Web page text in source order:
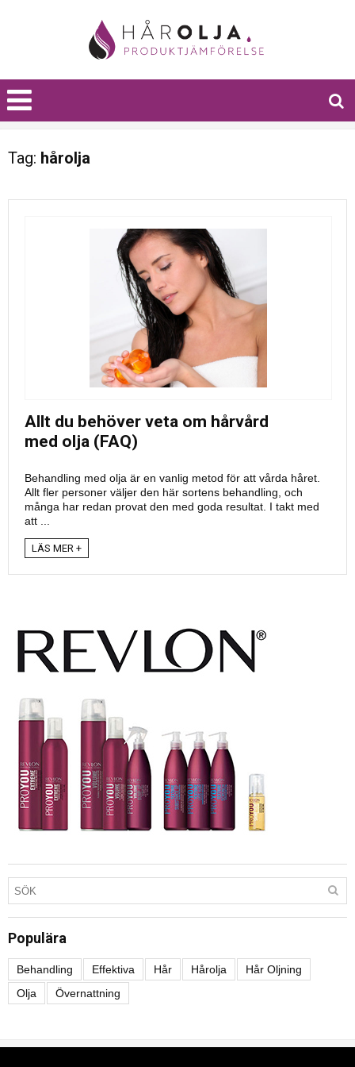
Tag: hårolja
Allt du behöver veta om hårvård
med olja (FAQ)
Behandling med olja är en vanlig metod för att vårda håret.
Allt fler personer väljer den här sortens behandling, och
många har redan provat den med goda resultat. I takt med
att ...
LÄS MER +
Populära
Behandling Effektiva Hår Hårolja
Hår Oljning
Olja
Övernattning